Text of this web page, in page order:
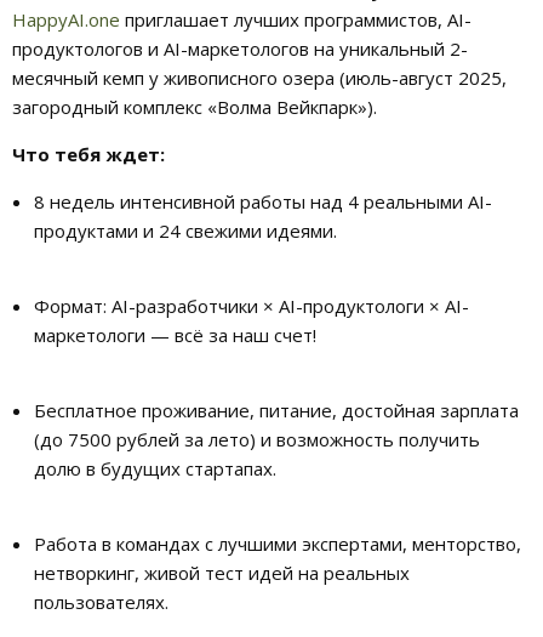
HappyAI.one приглашает лучших программистов, AI-
продуктологов и AI-маркетологов на уникальный 2-
месячный кемп у живописного озера (июль-август 2025,
загородный комплекс «Волма Вейкпарк»).
Что тебя ждет:
8 недель интенсивной работы над 4 реальными AI-
продуктами и 24 свежими идеями.
Формат: AI-разработчики × AI-продуктологи × AI-
маркетологи — всё за наш счет!
Бесплатное проживание, питание, достойная зарплата
(до 7500 рублей за лето) и возможность получить
долю в будущих стартапах.
Работа в командах с лучшими экспертами, менторство,
нетворкинг, живой тест идей на реальных
пользователях.